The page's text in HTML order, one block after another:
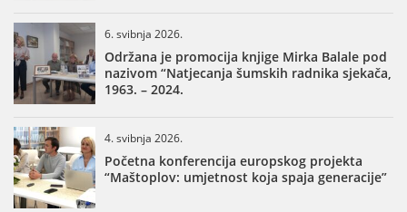
6. svibnja 2026.
Održana je promocija knjige Mirka Balale pod
nazivom “Natjecanja šumskih radnika sjekača,
1963. – 2024.
4. svibnja 2026.
Početna konferencija europskog projekta
“Maštoplov: umjetnost koja spaja generacije”